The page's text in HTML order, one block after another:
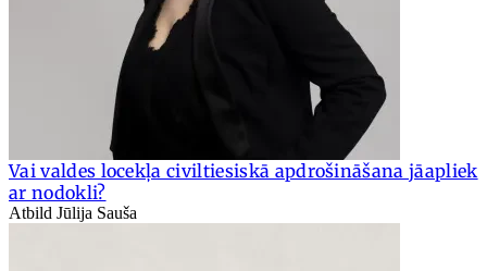
Vai valdes locekļa civiltiesiskā apdrošināšana jāapliek
ar nodokli?
Atbild Jūlija Sauša